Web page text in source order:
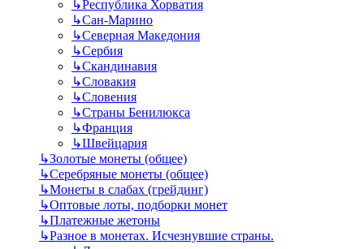
↳Республика Хорватия
↳Сан-Марино
↳Северная Македония
↳Сербия
↳Скандинавия
↳Словакия
↳Словения
↳Страны Бенилюкса
↳Франция
↳Швейцария
↳Золотые монеты (общее)
↳Серебряные монеты (общее)
↳Монеты в слабах (грейдинг)
↳Оптовые лоты, подборки монет
↳Платежные жетоны
↳Разное в монетах. Исчезнувшие страны.